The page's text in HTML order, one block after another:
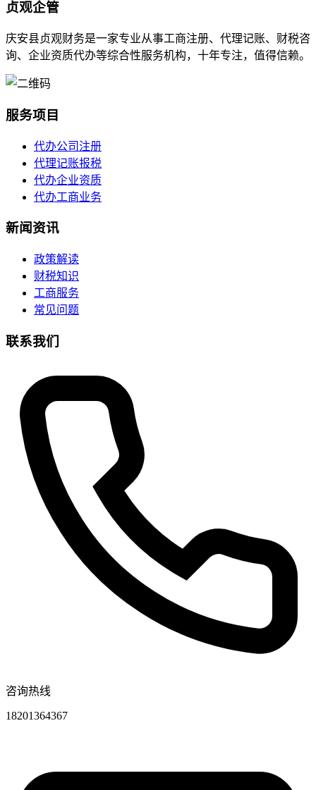
贞观企管
庆安县贞观财务是一家专业从事工商注册、代理记账、财税咨
询、企业资质代办等综合性服务机构，十年专注，值得信赖。
服务项目
代办公司注册
代理记账报税
代办企业资质
代办工商业务
新闻资讯
政策解读
财税知识
工商服务
常见问题
联系我们
咨询热线
18201364367